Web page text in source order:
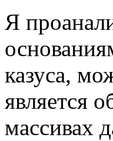
Я
казуса,
является
массивах